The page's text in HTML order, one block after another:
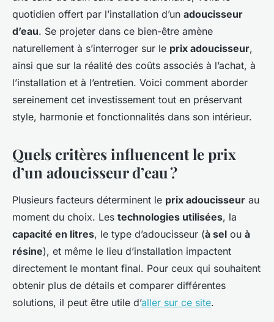
quotidien offert par l’installation d’un adoucisseur
d’eau. Se projeter dans ce bien-être amène
naturellement à s’interroger sur le prix adoucisseur,
ainsi que sur la réalité des coûts associés à l’achat, à
l’installation et à l’entretien. Voici comment aborder
sereinement cet investissement tout en préservant
style, harmonie et fonctionnalités dans son intérieur.
Quels critères influencent le prix
d’un adoucisseur d’eau ?
Plusieurs facteurs déterminent le prix adoucisseur au
moment du choix. Les technologies utilisées, la
capacité en litres, le type d’adoucisseur (à sel ou à
résine), et même le lieu d’installation impactent
directement le montant final. Pour ceux qui souhaitent
obtenir plus de détails et comparer différentes
solutions, il peut être utile d’aller sur ce site.